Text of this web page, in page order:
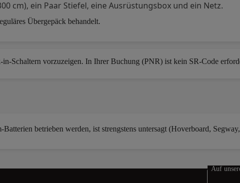
cm), ein Paar Stiefel, eine Ausrüstungsbox und ein Netz.
Übergepäck behandelt.
Schaltern vorzuzeigen. In Ihrer Buchung (PNR) ist kein SR-Code
betrieben werden, ist strengstens untersagt (Hoverboard,
Auf